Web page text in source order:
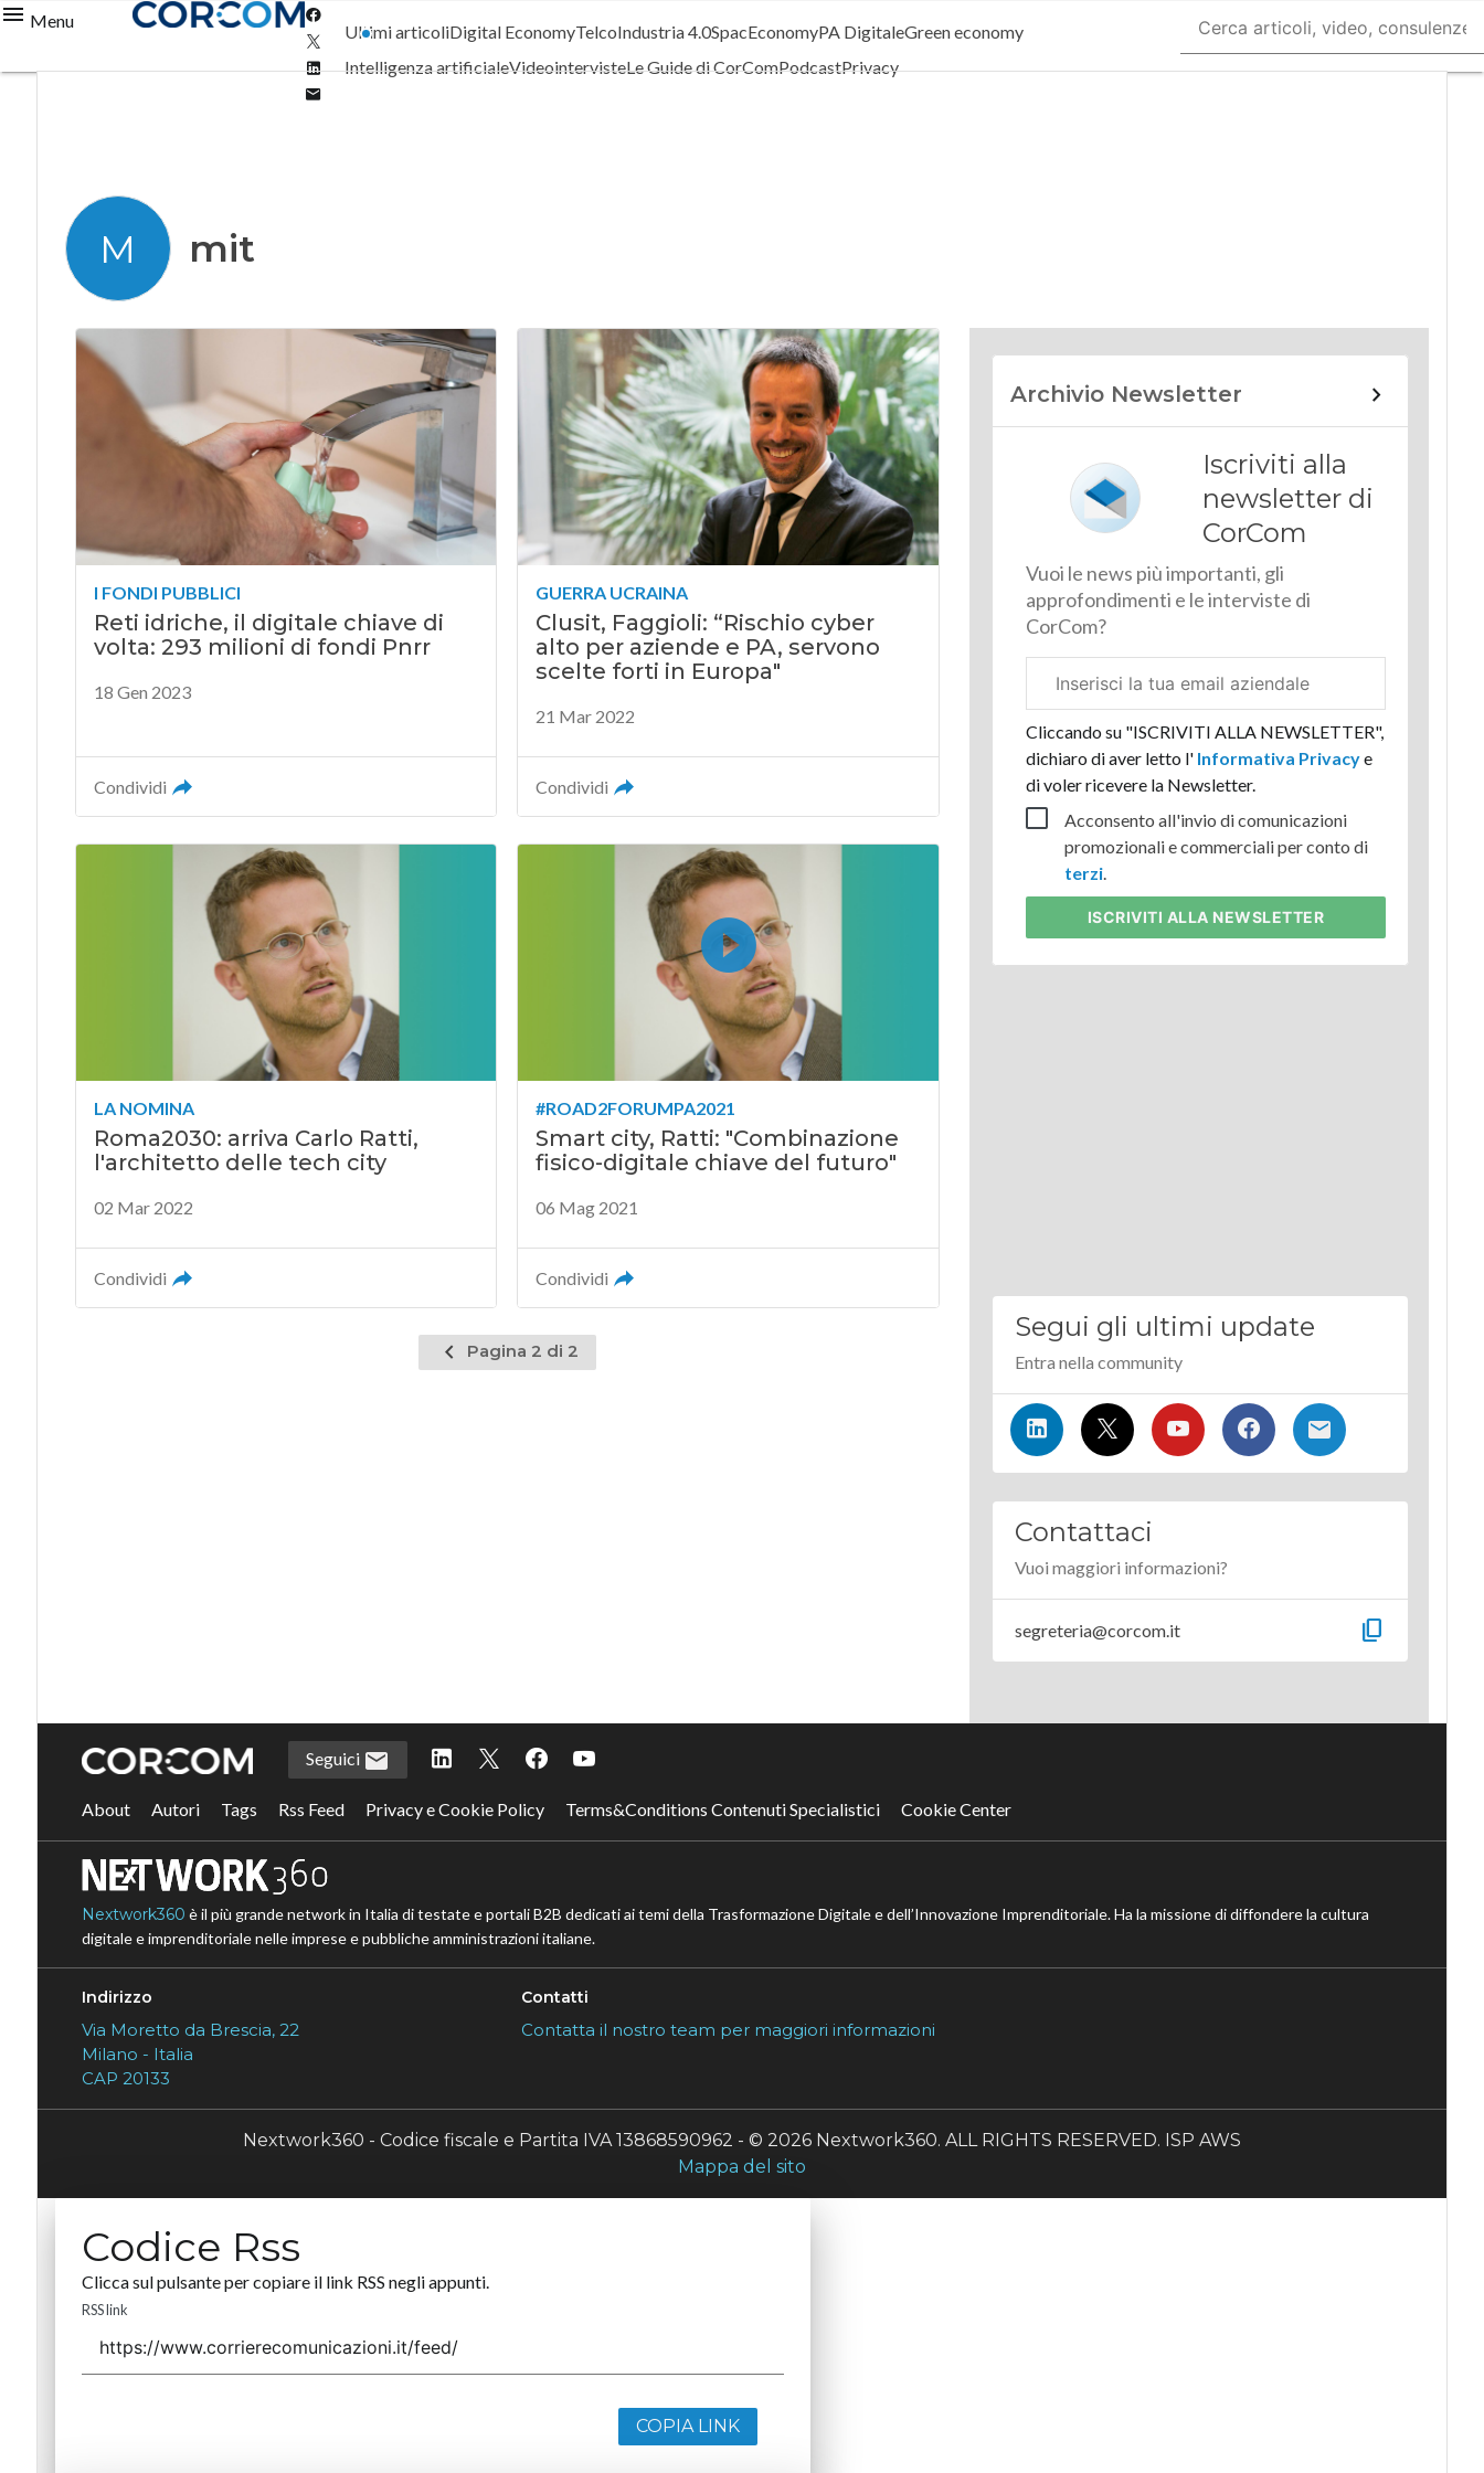
Menu
Twitter
Linkedin
Ultimi articoliDigital EconomyTelcoIndustria 4.0SpacEconomyPA DigitaleGreen economy
Intelligenza artificialeVideointervisteLe Guide di CorComPodcastPrivacy
M mit
I FONDI PUBBLICI
Reti idriche, il digitale chiave di
volta: 293 milioni di fondi Pnrr
18 Gen 2023
Condividi
GUERRA UCRAINA
Clusit, Faggioli: “Rischio cyber
alto per aziende e PA, servono
scelte forti in Europa"
21 Mar 2022
Condividi
LA NOMINA
Roma2030: arriva Carlo Ratti,
l'architetto delle tech city
02 Mar 2022
Condividi
#ROAD2FORUMPA2021
Smart city, Ratti: "Combinazione
fisico-digitale chiave del futuro"
06 Mag 2021
Condividi
Pagina
precedente
Pagina 2 di 2
Archivio Newsletter
Iscriviti alla
newsletter di
CorCom
Vuoi le news più importanti, gli
approfondimenti e le interviste di
CorCom?
aziendale
Cliccando su "ISCRIVITI ALLA NEWSLETTER",
dichiaro di aver letto l'Informativa Privacye
di voler ricevere la Newsletter.
Acconsento all'invio di comunicazioni
promozionali e commerciali per conto di
terzi.
ISCRIVITI ALLA NEWSLETTER
Segui gli ultimi update
Entra nella community
Contattaci
Vuoi maggiori informazioni?
segreteria@corcom.it content_copy
Seguici
About Autori Tags Rss Feed Privacy e Cookie Policy Terms&Conditions Contenuti Specialistici Cookie Center
Nextwork360 è il più grande network in Italia di testate e portali B2B dedicati ai temi della Trasformazione Digitale e dell’Innovazione Imprenditoriale. Ha la missione di diffondere la cultura
digitale e imprenditoriale nelle imprese e pubbliche amministrazioni italiane.
Indirizzo
Via Moretto da Brescia, 22
Milano - Italia
CAP 20133
Contatti
Contatta il nostro team per maggiori informazioni
Nextwork360 - Codice fiscale e Partita IVA 13868590962 - © 2026 Nextwork360. ALL RIGHTS RESERVED. ISP AWS
Mappa del sito
Codice Rss
Clicca sul pulsante per copiare il link RSS negli appunti.
RSS link
COPIA LINK